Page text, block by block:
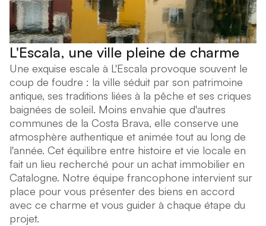
L'Escala, une ville pleine de charme
Une exquise escale à L'Escala provoque souvent le
coup de foudre : la ville séduit par son patrimoine
antique, ses traditions liées à la pêche et ses criques
baignées de soleil. Moins envahie que d'autres
communes de la Costa Brava, elle conserve une
atmosphère authentique et animée tout au long de
l'année. Cet équilibre entre histoire et vie locale en
fait un lieu recherché pour un achat immobilier en
Catalogne. Notre équipe francophone intervient sur
place pour vous présenter des biens en accord
avec ce charme et vous guider à chaque étape du
projet.